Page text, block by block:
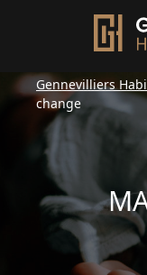
Gennevilliers
change